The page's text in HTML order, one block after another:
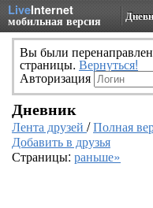
LiveInternet
мобильная версия
Вы были
страницы. Вернуться!
Авторизация
Дневник
Лента друзей /Полная
Добавить в друзья
Страницы: раньше»